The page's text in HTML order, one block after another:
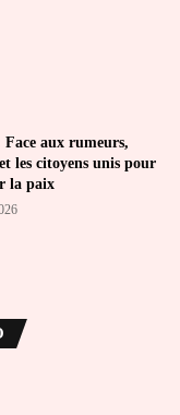
Face aux rumeurs,
les citoyens unis pour
la paix